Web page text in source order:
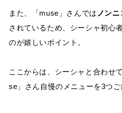
また、「muse」さんでは ノン
されているため、シーシャ初心
のが嬉しいポイント。
ここからは、シーシャと合わせ
se」さん自慢のメニューを3つご